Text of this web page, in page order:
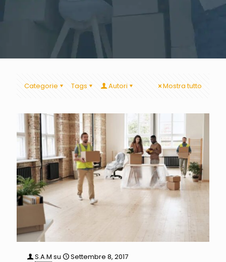
Categorie Tags Autori Mostra tutto
S.A.M su Settembre 8, 2017